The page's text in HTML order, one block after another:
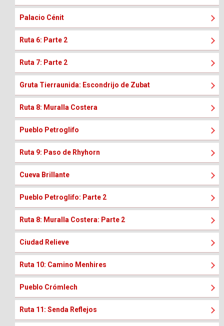
Palacio Cénit
Ruta 6: Parte 2
Ruta 7: Parte 2
Gruta Tierraunida: Escondrijo de Zubat
Ruta 8: Muralla Costera
Pueblo Petroglifo
Ruta 9: Paso de Rhyhorn
Cueva Brillante
Pueblo Petroglifo: Parte 2
Ruta 8: Muralla Costera: Parte 2
Ciudad Relieve
Ruta 10: Camino Menhires
Pueblo Crómlech
Ruta 11: Senda Reflejos